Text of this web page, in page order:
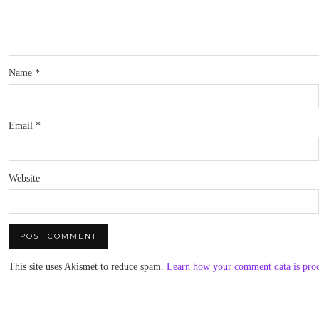
Name *
Email *
Website
This site uses Akismet to reduce spam. Learn how your comment data is